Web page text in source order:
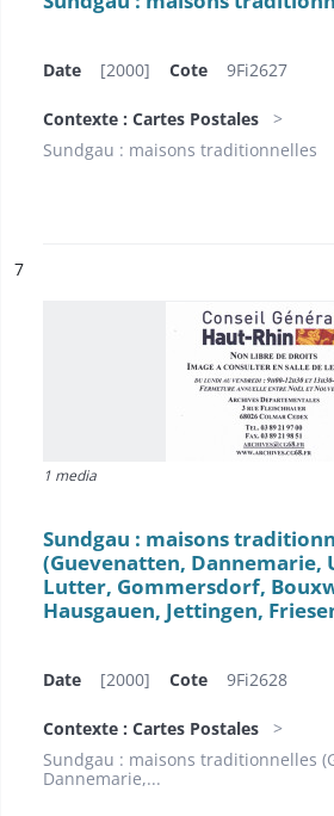
Date [2000] Cote 9Fi2627
Contexte : Cartes Postales
Sundgau : maisons traditionnelles
n°
7
1 media
Sundgau : maisons
(Guevenatten, Dannemarie,
Lutter, Gommersdorf,
Hausgauen, Jettingen,
Date [2000] Cote 9Fi2628
Contexte : Cartes Postales
Sundgau : maisons traditionnelles
Dannemarie,...